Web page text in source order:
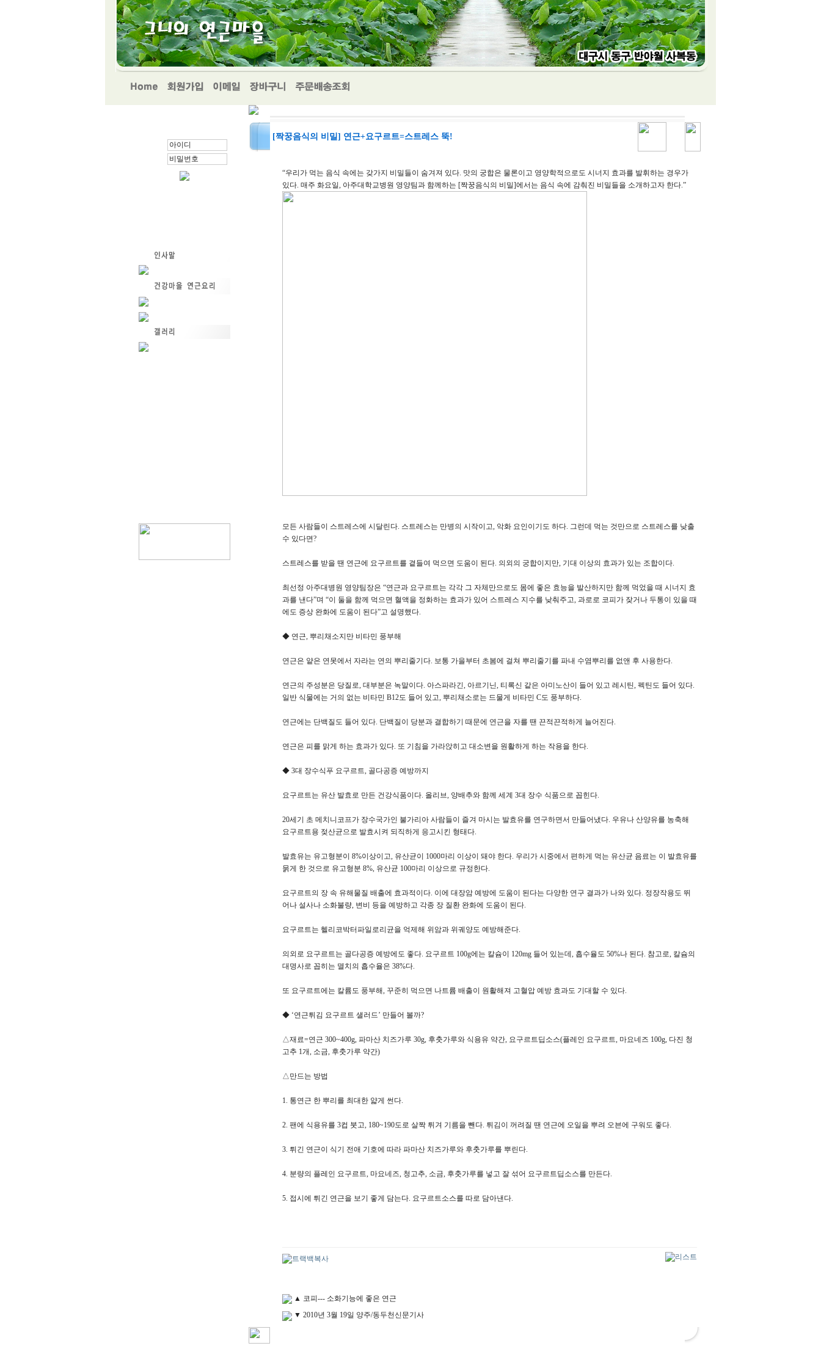
[짝꿍음식의 비밀] 연근+요구르트=스트레스 뚝!
“우리가 먹는 음식 속에는 갖가지 비밀들이 숨겨져 있다. 맛의 궁합은 물론이고 영양학적으로도 시너지 효과를 발휘하는 경우가
있다. 매주 화요일, 아주대학교병원 영양팀과 함께하는 [짝꿍음식의 비밀]에서는 음식 속에 감춰진 비밀들을 소개하고자 한다.”
모든 사람들이 스트레스에 시달린다. 스트레스는 만병의 시작이고, 악화 요인이기도 하다. 그런데 먹는 것만으로 스트레스를 낮출
수 있다면?
스트레스를 받을 땐 연근에 요구르트를 곁들여 먹으면 도움이 된다. 의외의 궁합이지만, 기대 이상의 효과가 있는 조합이다.
최선정 아주대병원 영양팀장은 “연근과 요구르트는 각각 그 자체만으로도 몸에 좋은 효능을 발산하지만 함께 먹었을 때 시너지 효
과를 낸다”며 “이 둘을 함께 먹으면 혈액을 정화하는 효과가 있어 스트레스 지수를 낮춰주고, 과로로 코피가 잦거나 두통이 있을 때
에도 증상 완화에 도움이 된다”고 설명했다.
◆ 연근, 뿌리채소지만 비타민 풍부해
연근은 얕은 연못에서 자라는 연의 뿌리줄기다. 보통 가을부터 초봄에 걸쳐 뿌리줄기를 파내 수염뿌리를 없앤 후 사용한다.
연근의 주성분은 당질로, 대부분은 녹말이다. 아스파라긴, 아르기닌, 티록신 같은 아미노산이 들어 있고 레시틴, 펙틴도 들어 있다.
일반 식물에는 거의 없는 비타민 B12도 들어 있고, 뿌리채소로는 드물게 비타민 C도 풍부하다.
연근에는 단백질도 들어 있다. 단백질이 당분과 결합하기 때문에 연근을 자를 땐 끈적끈적하게 늘어진다.
연근은 피를 맑게 하는 효과가 있다. 또 기침을 가라앉히고 대소변을 원활하게 하는 작용을 한다.
◆ 3대 장수식푸 요구르트, 골다공증 예방까지
요구르트는 유산 발효로 만든 건강식품이다. 올리브, 양배추와 함께 세계 3대 장수 식품으로 꼽힌다.
20세기 초 메치니코프가 장수국가인 불가리아 사람들이 즐겨 마시는 발효유를 연구하면서 만들어냈다. 우유나 산양유를 농축해
요구르트용 젖산균으로 발효시켜 되직하게 응고시킨 형태다.
발효유는 유고형분이 8%이상이고, 유산균이 1000마리 이상이 돼야 한다. 우리가 시중에서 편하게 먹는 유산균 음료는 이 발효유를
묽게 한 것으로 유고형분 8%, 유산균 100마리 이상으로 규정한다.
요구르트의 장 속 유해물질 배출에 효과적이다. 이에 대장암 예방에 도움이 된다는 다양한 연구 결과가 나와 있다. 정장작용도 뛰
어나 설사나 소화불량, 변비 등을 예방하고 각종 장 질환 완화에 도움이 된다.
요구르트는 헬리코박터파일로리균을 억제해 위암과 위궤양도 예방해준다.
의외로 요구르트는 골다공증 예방에도 좋다. 요구르트 100g에는 칼슘이 120mg 들어 있는데, 흡수율도 50%나 된다. 참고로, 칼슘의
대명사로 꼽히는 멸치의 흡수율은 38%다.
또 요구르트에는 칼륨도 풍부해, 꾸준히 먹으면 나트륨 배출이 원활해져 고혈압 예방 효과도 기대할 수 있다.
◆ ‘연근튀김 요구르트 샐러드’ 만들어 볼까?
△재료=연근 300~400g, 파마산 치즈가루 30g, 후춧가루와 식용유 약간, 요구르트딥소스(플레인 요구르트, 마요네즈 100g, 다진 청
고추 1개, 소금, 후춧가루 약간)
△만드는 방법
1. 통연근 한 뿌리를 최대한 얇게 썬다.
2. 팬에 식용유를 3컵 붓고, 180~190도로 살짝 튀겨 기름을 뺀다. 튀김이 꺼려질 땐 연근에 오일을 뿌려 오븐에 구워도 좋다.
3. 튀긴 연근이 식기 전애 기호에 따라 파마산 치즈가루와 후춧가루를 뿌린다.
4. 분량의 플레인 요구르트, 마요네즈, 청고추, 소금, 후춧가루를 넣고 잘 섞어 요구르트딥소스를 만든다.
5. 접시에 튀긴 연근을 보기 좋게 담는다. 요구르트소스를 따로 담아낸다.
▲ 코피--- 소화기능에 좋은 연근
▼ 2010년 3월 19일 양주/동두천신문기사